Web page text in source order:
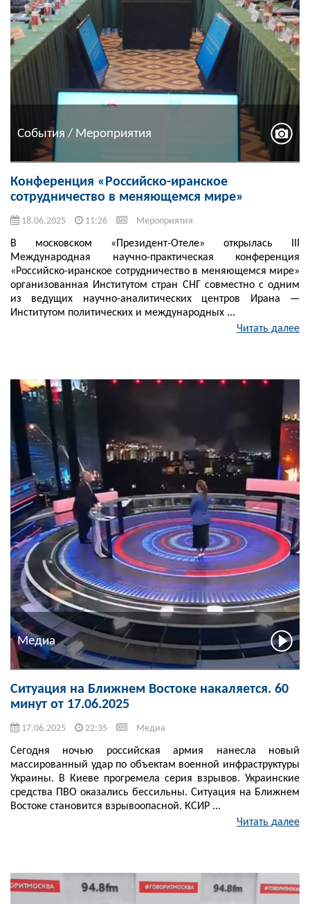
События / Мероприятия
Конференция «Российско-иранское
сотрудничество в меняющемся мире»
18.06.2025 11:26 Мероприятия
В московском «Президент-Отеле» открылась III
Международная научно-практическая конференция
«Российско-иранское сотрудничество в меняющемся мире»
организованная Институтом стран СНГ совместно с одним
из ведущих научно-аналитических центров Ирана —
Институтом политических и международных ...
Читать далее
Медиа
Ситуация на Ближнем Востоке накаляется. 60
минут от 17.06.2025
17.06.2025 22:35 Медиа
Сегодня ночью российская армия нанесла новый
массированный удар по объектам военной инфраструктуры
Украины. В Киеве прогремела серия взрывов. Украинские
средства ПВО оказались бессильны. Ситуация на Ближнем
Востоке становится взрывоопасной. КСИР ...
Читать далее